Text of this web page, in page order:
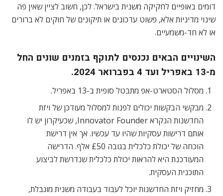
דומים באופיים לחקיקה משנית בישראל. לכן, חשוב לציין שאין פה
שינוי מדיניות אלא, פשוט עדכונים או תיקונים של חוקים לא ברורים
או לא חד-משמעיים.
השינויים הבאים נכנסים לתוקף בזמנים שונים החל
מ-13 באפריל ועד 4 בפברואר 2024.
מסלול הסטארט-אפ מתבטל סופית ב-13 באפריל.
מבקשי הבקשות יכולים לפנות למסלול מעודכן של ויזת
החדשנות הנקרא Innovator Founder, שכעיקרון יש לו
אותם דרישות עסקיות שהיו עד עכשיו. אך אין דרישת
הוכחה של יכולת כלכלית בגובה £50 אלף. הדרישה
המעודכנת היא להראות יכולת כלכלית שנדרשת לביצוע
התוכנית העסקית.
מחזיק ויזת החדשנות יוכל לעבוד בעבודה משנית מוגבלת,